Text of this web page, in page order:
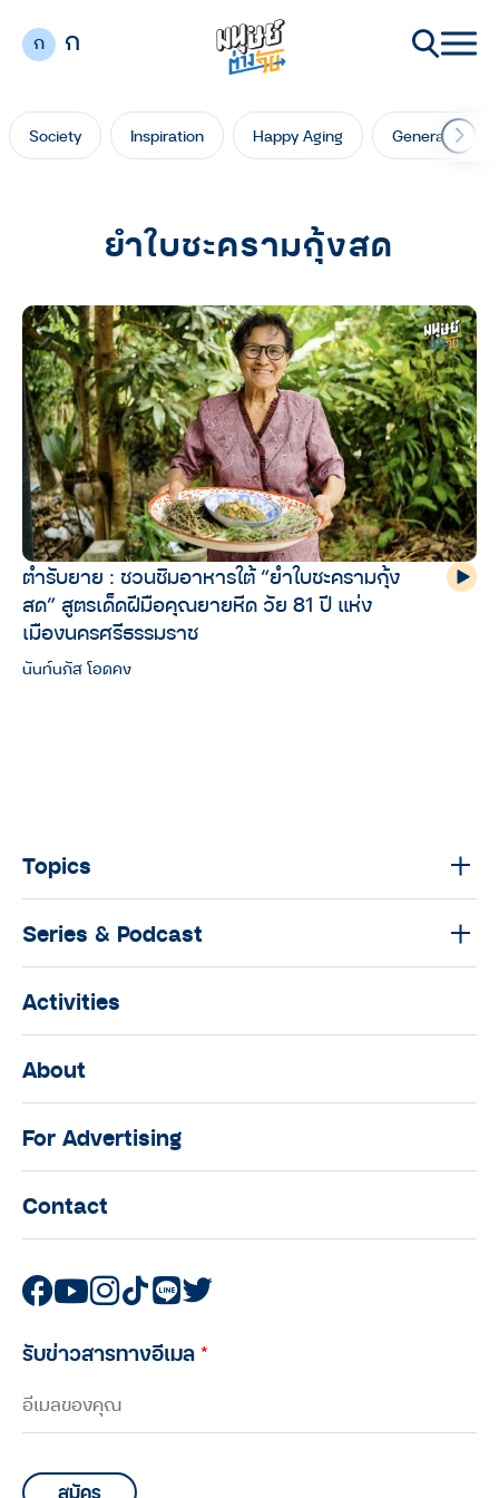
ก ก
Society Inspiration Happy Aging Generation
ยำใบชะครามกุ้งสด
ตำรับยาย : ชวนชิมอาหารใต้ “ยำใบชะครามกุ้ง
สด” สูตรเด็ดฝีมือคุณยายหีด วัย 81 ปี แห่ง
เมืองนครศรีธรรมราช
นันท์นภัส โอดคง
Topics
Series & Podcast
Activities
About
For Advertising
Contact
รับข่าวสารทางอีเมล*